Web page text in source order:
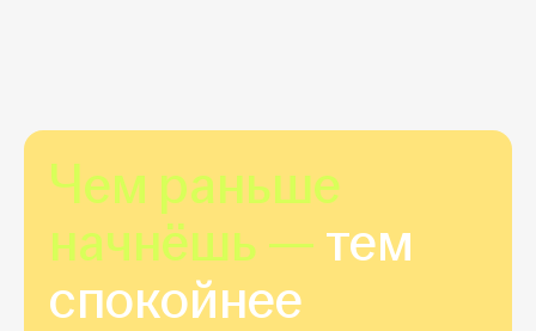
Чем раньше
начнёшь — тем
спокойнее